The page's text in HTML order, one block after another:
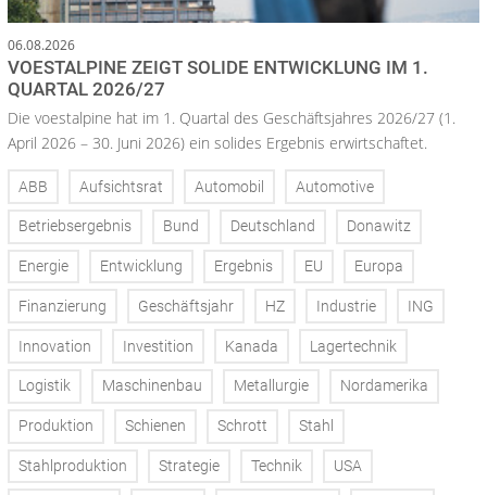
06.08.2026
VOESTALPINE ZEIGT SOLIDE ENTWICKLUNG IM 1.
QUARTAL 2026/27
Die voestalpine hat im 1. Quartal des Geschäftsjahres 2026/27 (1.
April 2026 – 30. Juni 2026) ein solides Ergebnis erwirtschaftet.
ABB Aufsichtsrat Automobil Automotive
Betriebsergebnis Bund Deutschland Donawitz
Energie Entwicklung Ergebnis EU Europa
Finanzierung Geschäftsjahr HZ Industrie ING
Innovation Investition Kanada Lagertechnik
Logistik Maschinenbau Metallurgie Nordamerika
Produktion Schienen Schrott Stahl
Stahlproduktion Strategie Technik USA